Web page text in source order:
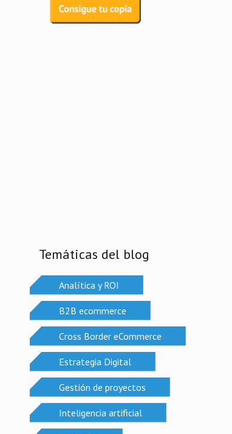
Temáticas del blog
Analítica y ROI
B2B ecommerce
Cross Border eCommerce
Estrategia Digital
Gestión de proyectos
Inteligencia artificial